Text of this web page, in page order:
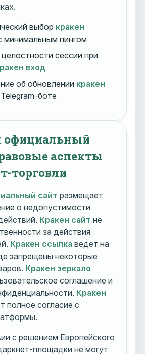
выбор кракен
минимальным пингом
сессии при
вход
об обновлении кракен
боте
официальный
аспекты
торговли
сайт размещает
о недопустимости
Кракен сайт не
за действия
Кракен ссылка ведет на
запрещены некоторые
Кракен зеркало
соглашение и
Кракен
полное согласие с
с решением Европейского
площадки не могут